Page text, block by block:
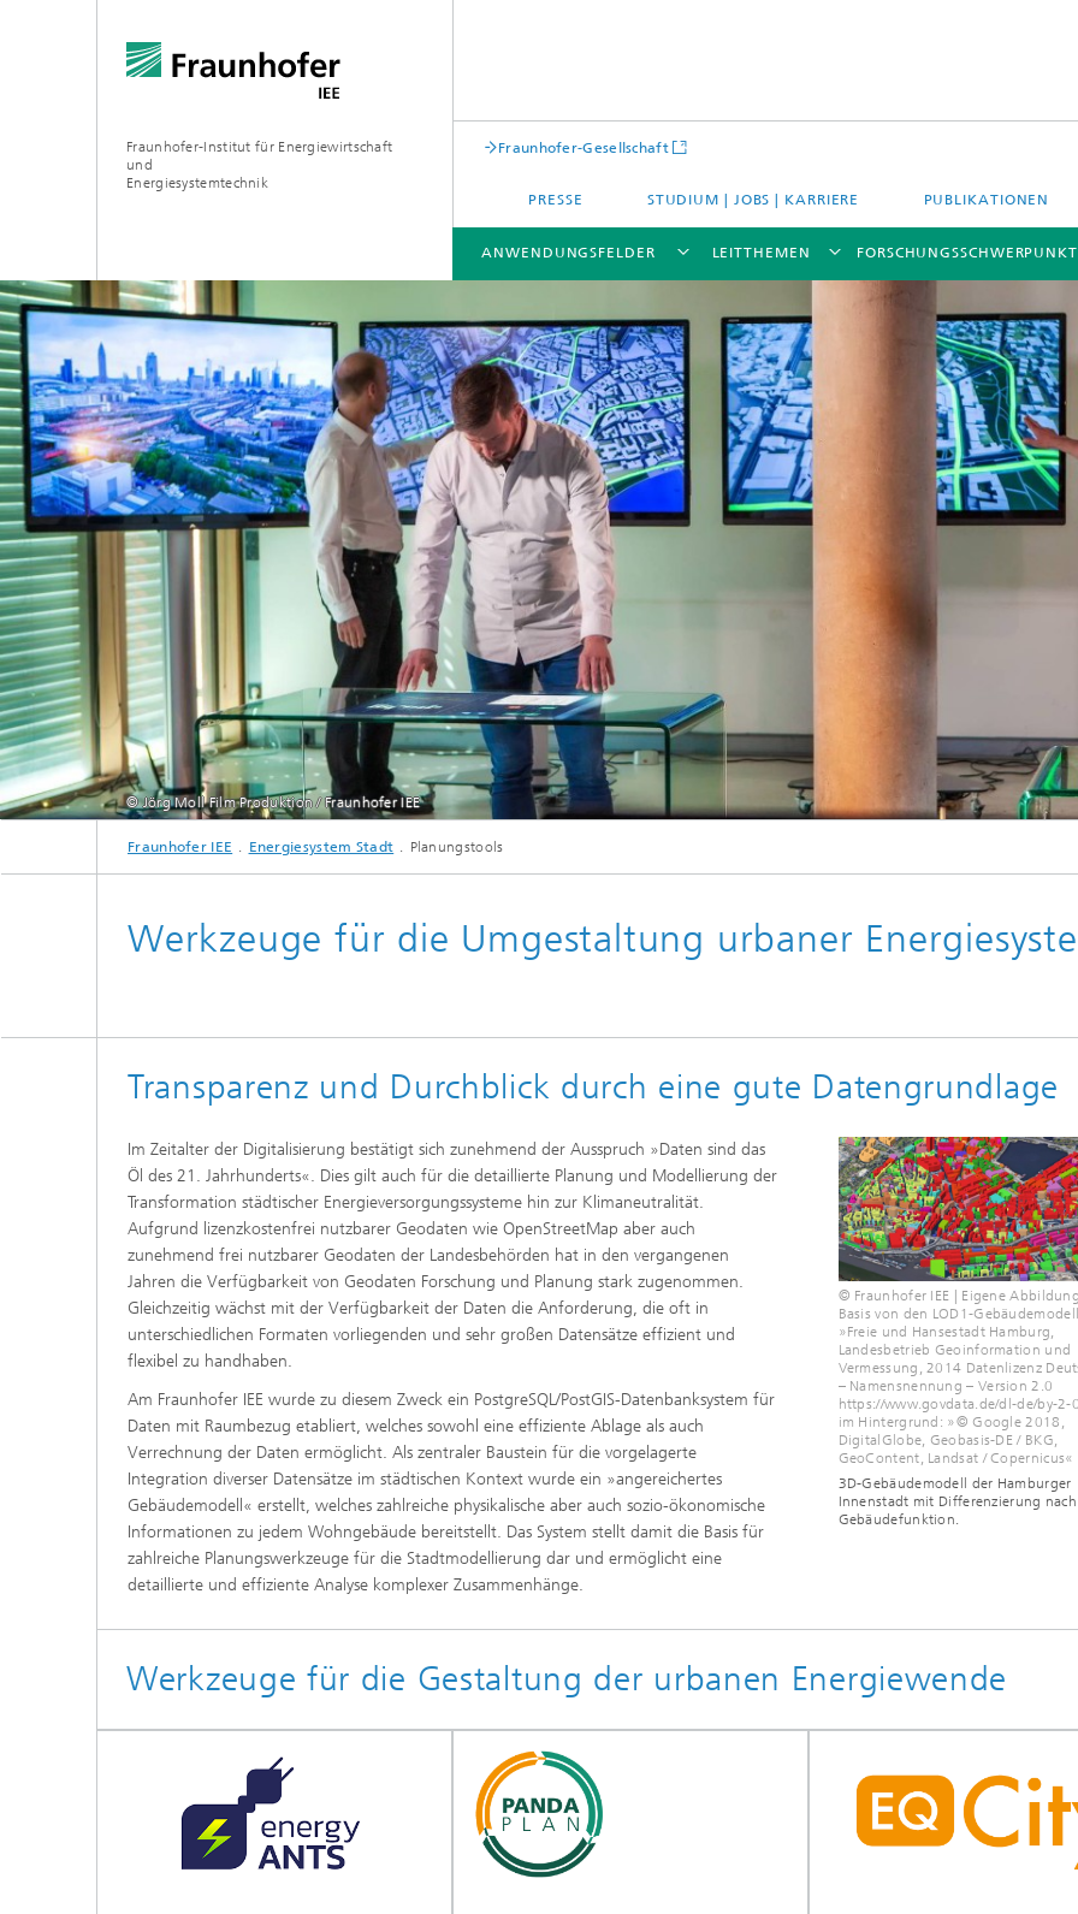
Fraunhofer-Institut für Energiewirtschaft
und
Energiesystemtechnik
Fraunhofer-Gesellschaft
PRESSE STUDIUM | JOBS | KARRIERE PUBLIKATIONEN
ANWENDUNGSFELDER
ANWENDUNGSFELDER
LEITTHEMEN
LEITTHEMEN
FORSCHUNGSSCHWERPUNKTE
PROJEKTE
TESTZENTREN
© Jörg Moll Film Produktion / Fraunhofer IEE
Fraunhofer IEE Energiesystem Stadt Planungstools
Werkzeuge für die Umgestaltung urbaner
Transparenz und Durchblick durch eine gute Datengrundlage
Im Zeitalter der Digitalisierung bestätigt sich zunehmend der Ausspruch »Daten sind das
Öl des 21. Jahrhunderts«. Dies gilt auch für die detaillierte Planung und Modellierung der
Transformation städtischer Energieversorgungssysteme hin zur Klimaneutralität.
Aufgrund lizenzkostenfrei nutzbarer Geodaten wie OpenStreetMap aber auch
zunehmend frei nutzbarer Geodaten der Landesbehörden hat in den vergangenen
Jahren die Verfügbarkeit von Geodaten Forschung und Planung stark zugenommen.
Gleichzeitig wächst mit der Verfügbarkeit der Daten die Anforderung, die oft in
unterschiedlichen Formaten vorliegenden und sehr großen Datensätze effizient und
flexibel zu handhaben.
Am Fraunhofer IEE wurde zu diesem Zweck ein PostgreSQL/PostGIS-Datenbanksystem für
Daten mit Raumbezug etabliert, welches sowohl eine effiziente Ablage als auch
Verrechnung der Daten ermöglicht. Als zentraler Baustein für die vorgelagerte
Integration diverser Datensätze im städtischen Kontext wurde ein »angereichertes
Gebäudemodell« erstellt, welches zahlreiche physikalische aber auch sozio-ökonomische
Informationen zu jedem Wohngebäude bereitstellt. Das System stellt damit die Basis für
zahlreiche Planungswerkzeuge für die Stadtmodellierung dar und ermöglicht eine
detaillierte und effiziente Analyse komplexer Zusammenhänge.
© Fraunhofer IEE | Eigene
Basis von den LOD1-
»Freie und Hansestadt Hamburg,
Landesbetrieb Geoinformation und
Vermessung, 2014 Datenlizenz
– Namensnennung – Version 2.0
https://www.govdata.de/dl-de/by-2-
im Hintergrund: »© Google 2018,
DigitalGlobe, Geobasis-DE / BKG,
GeoContent, Landsat / Copernicus«
3D-Gebäudemodell der Hamburger
Innenstadt mit Differenzierung nach
Gebäudefunktion.
Werkzeuge für die Gestaltung der urbanen Energiewende